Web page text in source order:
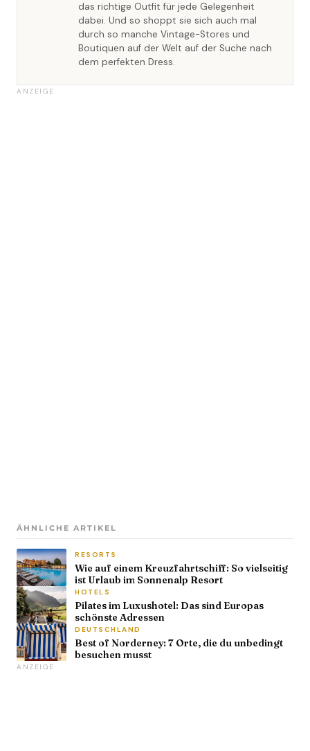
das richtige Outfit für jede Gelegenheit
dabei. Und so shoppt sie sich auch mal
durch so manche Vintage-Stores und
Boutiquen auf der Welt auf der Suche nach
dem perfekten Dress.
ANZEIGE
ÄHNLICHE ARTIKEL
RESORTS
Wie auf einem Kreuzfahrtschiff: So vielseitig
ist Urlaub im Sonnenalp Resort
HOTELS
Pilates im Luxushotel: Das sind Europas
schönste Adressen
DEUTSCHLAND
Best of Norderney: 7 Orte, die du unbedingt
besuchen musst
ANZEIGE